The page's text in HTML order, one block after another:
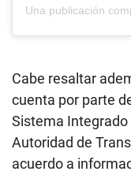
Cabe resaltar
cuenta por parte
Sistema Integrado
Autoridad de
acuerdo a